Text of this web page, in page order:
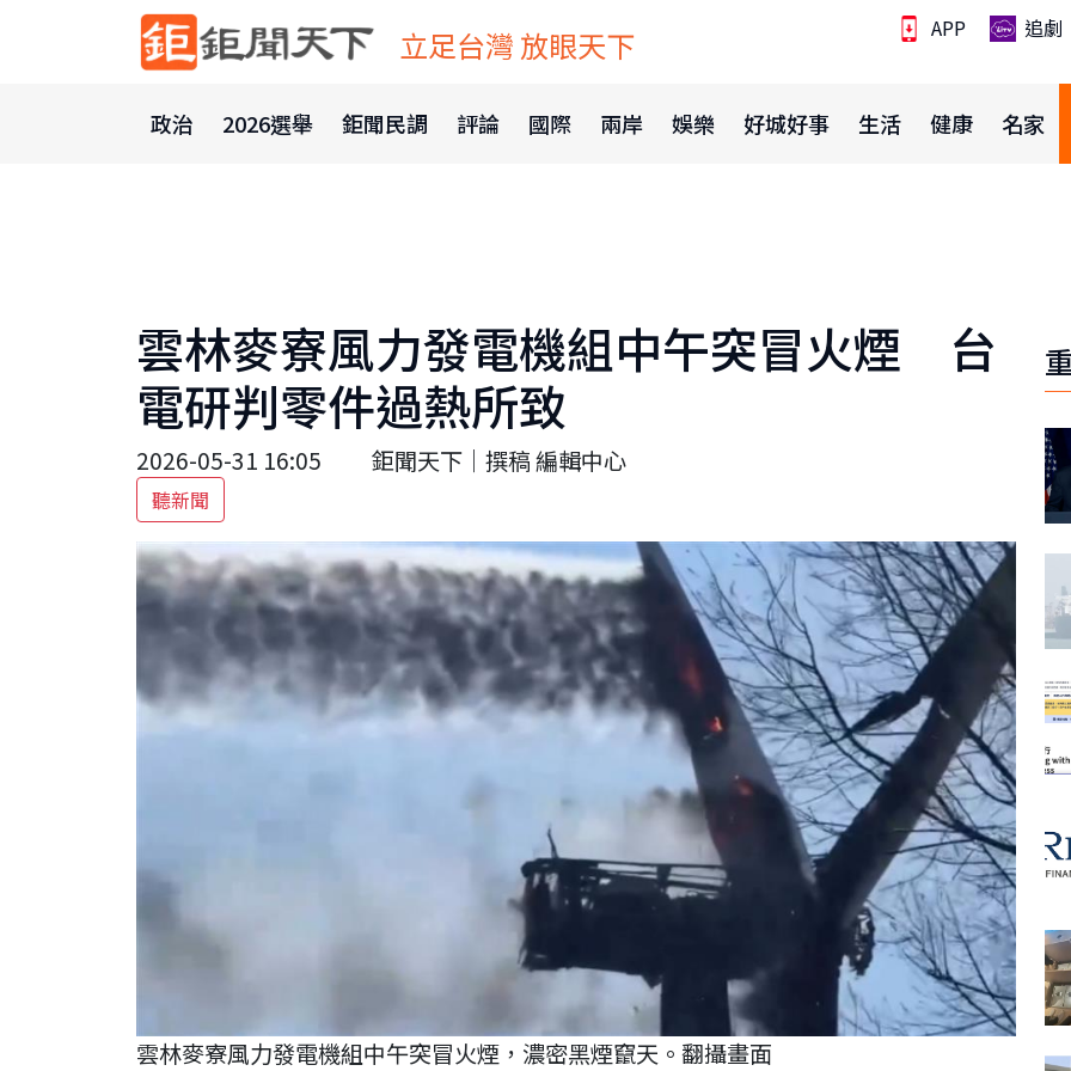
立足台灣 放眼天下 APP 追劇
政治 2026選舉 鉅聞民調 評論 國際 兩岸 娛樂 好城好事 生活 健康 名家
雲林麥寮風力發電機組中午突冒火煙 台
電研判零件過熱所致
2026-05-31 16:05 鉅聞天下｜撰稿 編輯中心
聽新聞
雲林麥寮風力發電機組中午突冒火煙，濃密黑煙竄天。翻攝畫面